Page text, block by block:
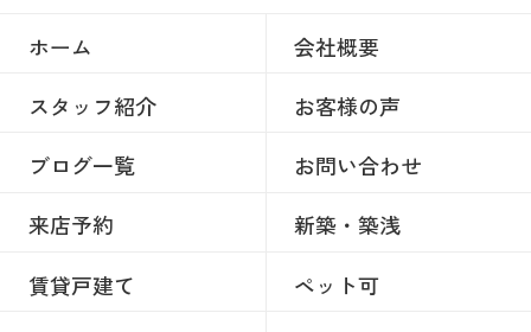
ホーム
会社概要
スタッフ紹介
お客様の声
ブログ一覧
お問い合わせ
来店予約
新築・築浅
賃貸戸建て
ペット可